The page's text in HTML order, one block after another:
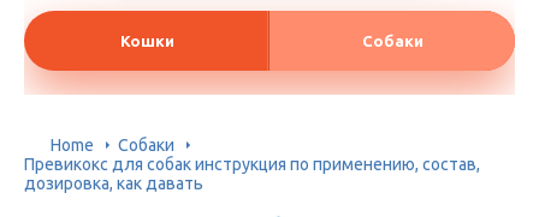
Кошки Собаки
Home
Собаки
Превикокс для собак инструкция по применению, состав,
дозировка, как давать